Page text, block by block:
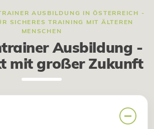
AUSBILDUNG IN ÖSTERREICH -
SICHERES TRAINING MIT ÄLTEREN
MENSCHEN
Ausbildung -
mit großer Zukunft